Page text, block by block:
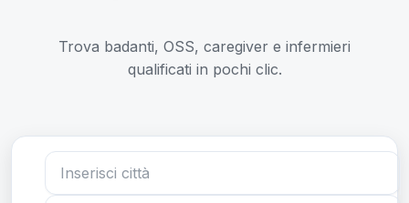
Trova badanti, OSS, caregiver e infermieri
qualificati in pochi clic.